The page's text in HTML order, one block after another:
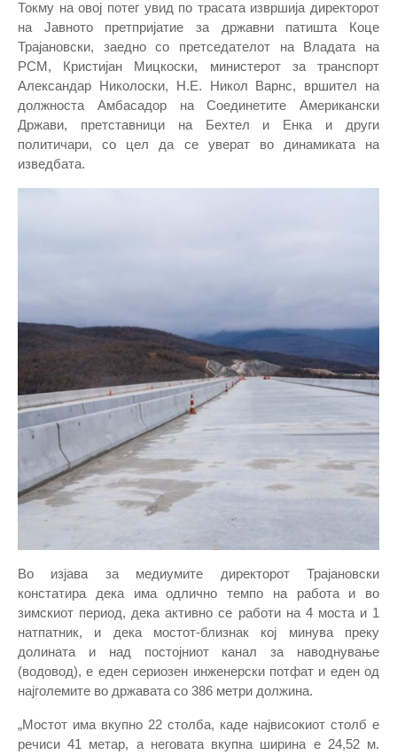
Токму на овој потег увид по трасата извршија директорот
на Јавното претпријатие за државни патишта Коце
Трајановски, заедно со претседателот на Владата на
РСМ, Кристијан Мицкоски, министерот за транспорт
Александар Николоски, Н.Е. Никол Варнс, вршител на
должноста Амбасадор на Соединетите Американски
Држави, претставници на Бехтел и Енка и други
политичари, со цел да се уверат во динамиката на
изведбата.
Во изјава за медиумите директорот Трајановски
констатира дека има одлично темпо на работа и во
зимскиот период, дека активно се работи на 4 моста и 1
натпатник, и дека мостот-близнак кој минува преку
долината и над постојниот канал за наводнување
(водовод), е еден сериозен инженерски потфат и еден од
најголемите во државата со 386 метри должина.
„Мостот има вкупно 22 столба, каде највисокиот столб е
речиси 41 метар, а неговата вкупна ширина е 24,52 м.